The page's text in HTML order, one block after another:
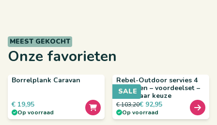
BEKIJK MEER
BEKIJK MEER
BEKIJK MEER
MEEST GEKOCHT
Onze favorieten
Borrelplank Caravan
Op voorraad
€ 19,95
SALE
Rebel-Outdoor servies 4
personen – voordeelset –
kleur naar keuze
Op voorraad
€103,20€ 92,95